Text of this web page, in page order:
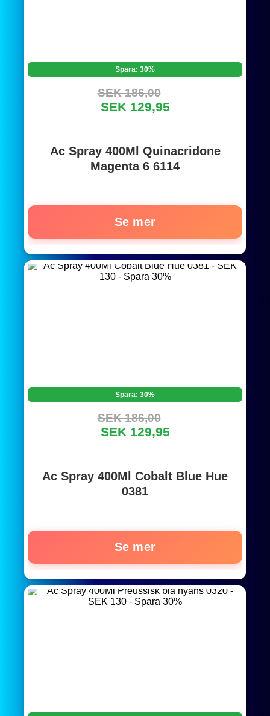
Spara: 30%
SEK 186,00
SEK 129,95
Ac Spray 400Ml Quinacridone
Magenta 6 6114
Se mer
Spara: 30%
SEK 186,00
SEK 129,95
Ac Spray 400Ml Cobalt Blue Hue
0381
Se mer